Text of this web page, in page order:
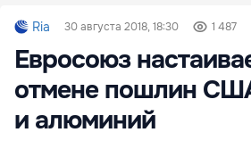
Ria 30 августа 2018, 18:30 1 487
Евросоюз
отмене пошлин
и алюминий